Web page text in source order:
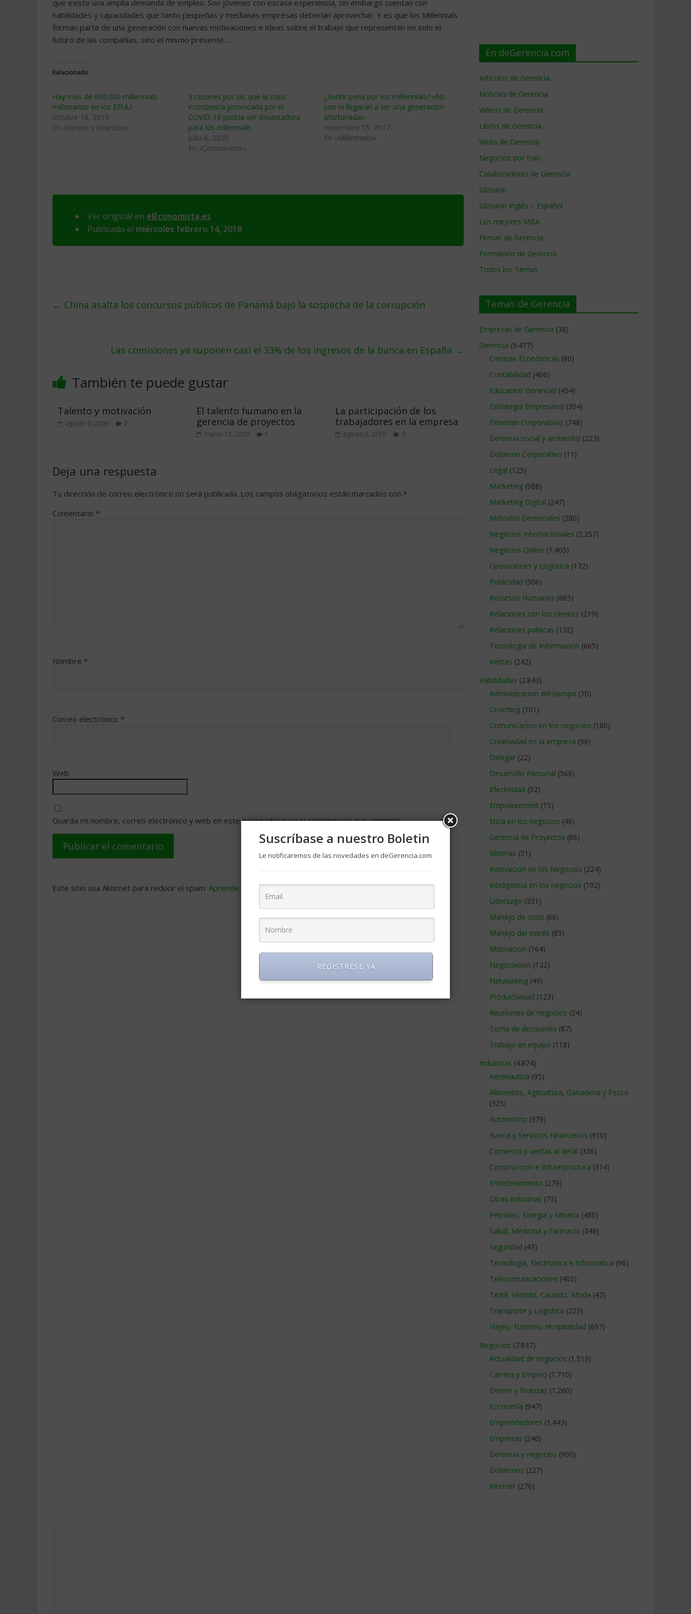
que existe una amplia demanda de empleo. Son jóvenes con escasa experiencia, sin embargo cuentan con
habilidades y capacidades que tanto pequeñas y medianas empresas deberían aprovechar. Y es que los Millennials
forman parte de una generación con nuevas motivaciones e ideas sobre el trabajo que representan no solo el
futuro de las compañías, sino el mismo presente…
Relacionado
Hay más de 600,000 millennials
millonarios en los EEUU
octubre 18, 2019
En «Dinero y finanzas»
3 razones por las que la crisis
económica provocada por el
COVID-19 podría ser devastadora
para los millennials
julio 6, 2020
En «Coronavirus»
¿Sentir pena por los millennials? «No
son ni llegarán a ser una generación
afortunada»
noviembre 15, 2017
En «Millennials»
Ver original en elEconomista.es
Publicado el miércoles febrero 14, 2018
← China asalta los concursos públicos de Panamá bajo la sospecha de la corrupción
Las comisiones ya suponen casi el 33% de los ingresos de la banca en España →
También te puede gustar
Talento y motivación
agosto 6, 2009 2
El talento humano en la
gerencia de proyectos
marzo 12, 2010 1
La participación de los
trabajadores en la empresa
agosto 5, 2010 0
Deja una respuesta
Tu dirección de correo electrónico no será publicada. Los campos obligatorios están marcados con *
Comentario *
Nombre *
Correo electrónico *
Web
Guarda mi nombre, correo electrónico y web en este navegador para la próxima vez que comente.
Este sitio usa Akismet para reducir el spam. Aprende cómo se procesan los datos de tus comentarios.
En deGerencia.com
Artículos de Gerencia
Noticias de Gerencia
Videos de Gerencia
Libros de Gerencia
Webs de Gerencia
Negocios por País
Colaboradores de Gerencia
Glosario
Glosario Inglés – Español
Los mejores MBA
Firmas de Gerencia
Formación de Gerencia
Todos los Temas
Temas de Gerencia
Empresas de Gerencia (38)
Gerencia (9.477)
Ciencias Económicas (80)
Contabilidad (466)
Educacion Gerencial (454)
Estrategia Empresarial (304)
Finanzas Corporativas (748)
Gerencia social y ambiental (223)
Gobierno Corporativo (11)
Legal (125)
Marketing (988)
Marketing Digital (247)
Métodos Gerenciales (280)
Negocios Internacionales (2.257)
Negocios Online (1.405)
Operaciones y Logística (172)
Publicidad (306)
Recursos Humanos (865)
Relaciones con los clientes (219)
Relaciones publicas (132)
Tecnologia de Informacion (665)
Ventas (242)
Habilidades (2.843)
Administracion del tiempo (70)
Coaching (101)
Comunicacion en los negocios (180)
Creatividad en la empresa (96)
Delegar (22)
Desarrollo Personal (566)
Efectividad (52)
Empowerment (15)
Etica en los negocios (46)
Gerencia de Proyectos (66)
Idiomas (51)
Innovacion en los Negocios (224)
Inteligencia en los negocios (102)
Liderazgo (331)
Manejo de crisis (60)
Manejo del estrés (85)
Motivacion (164)
Negociacion (122)
Networking (49)
Productividad (123)
Reuniones de negocios (24)
Toma de decisiones (87)
Trabajo en equipo (118)
Industrias (4.874)
Aeronautica (95)
Alimentos, Agricultura, Ganaderia y Pesca
(325)
Automotriz (379)
Banca y Servicios Financieros (910)
Comercio y ventas al detal (336)
Construccion e Infraestructura (314)
Entretenimiento (279)
Otras industrias (73)
Petroleo, Energia y Mineria (480)
Salud, Medicina y Farmacia (348)
Seguridad (43)
Tecnologia, Electronica e Informatica (96)
Telecomunicaciones (405)
Textil, Vestido, Calzado, Moda (47)
Transporte y Logistica (223)
Viajes, Turismo, Hospitalidad (697)
Negocios (7.837)
Actualidad de negocios (1.519)
Carrera y Empleo (1.710)
Dinero y finanzas (1.260)
Economía (947)
Emprendedores (1.443)
Empresas (246)
Gerencia y negocios (900)
Gobiernos (227)
Internet (276)
Suscríbase a nuestro Boletin
Le notificaremos de las novedades en deGerencia.com
REGISTRESE YA